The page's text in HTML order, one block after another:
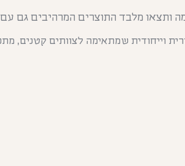
ותצאו מלבד התוצרים המרהיבים גם
וייחודית שמתאימה לצוותים קטנים,